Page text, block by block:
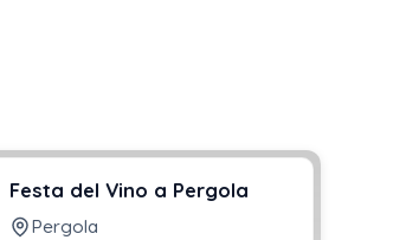
Festa del Vino a Pergola
Pergola